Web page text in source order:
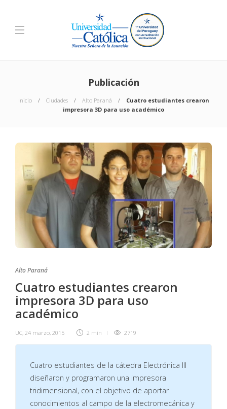
Publicación
Inicio Ciudades Alto Paraná
Cuatro estudiantes crearon
impresora 3D para uso académico
Alto Paraná
Cuatro estudiantes crearon
impresora 3D para uso
académico
UC, 24 marzo, 2015 2 min 2719
Cuatro estudiantes de la cátedra Electrónica III
diseñaron y programaron una impresora
tridimensional, con el objetivo de aportar
conocimientos al campo de la electromecánica y